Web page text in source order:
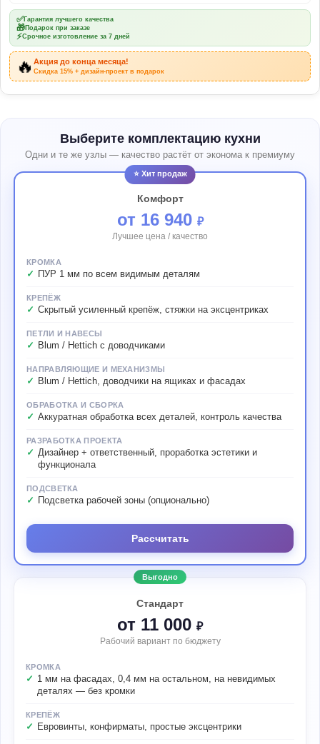
✅Гарантия лучшего качества
🎁 Подарок при заказе
⚡Срочное изготовление за 7 дней
🔥Акция до конца месяца!
Скидка 15% + дизайн-проект в подарок
Выберите комплектацию кухни
Одни и те же узлы — качество растёт от эконома к премиуму
Выгодно
Стандарт
от 11 000 ₽
Рабочий вариант по бюджету
КРОМКА
1 мм на фасадах, 0,4 мм на остальном, на невидимых
деталях — без кромки
КРЕПЁЖ
Евровинты, конфирматы, простые эксцентрики
⭐ Хит продаж
Комфорт
от 16 940 ₽
Лучшее цена / качество
КРОМКА
ПУР 1 мм по всем видимым деталям
КРЕПЁЖ
Скрытый усиленный крепёж, стяжки на эксцентриках
ПЕТЛИ И НАВЕСЫ
Blum / Hettich с доводчиками
НАПРАВЛЯЮЩИЕ И МЕХАНИЗМЫ
Blum / Hettich, доводчики на ящиках и фасадах
ОБРАБОТКА И СБОРКА
Аккуратная обработка всех деталей, контроль качества
РАЗРАБОТКА ПРОЕКТА
Дизайнер + ответственный, проработка эстетики и
функционала
ПОДСВЕТКА
Подсветка рабочей зоны (опционально)
Рассчитать